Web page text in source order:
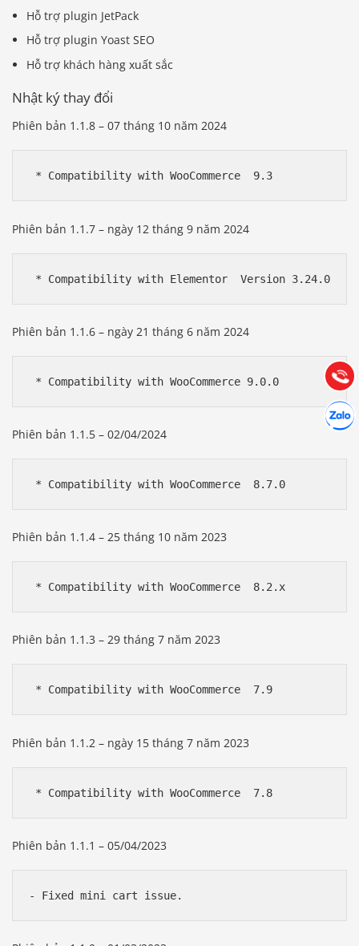
Hỗ trợ plugin JetPack
Hỗ trợ plugin Yoast SEO
Hỗ trợ khách hàng xuất sắc
Nhật ký thay đổi
Phiên bản 1.1.8 – 07 tháng 10 năm 2024
Phiên bản 1.1.7 – ngày 12 tháng 9 năm 2024
Phiên bản 1.1.6 – ngày 21 tháng 6 năm 2024
Phiên bản 1.1.5 – 02/04/2024
Phiên bản 1.1.4 – 25 tháng 10 năm 2023
Phiên bản 1.1.3 – 29 tháng 7 năm 2023
Phiên bản 1.1.2 – ngày 15 tháng 7 năm 2023
Phiên bản 1.1.1 – 05/04/2023
Gọi
Báo giá & Đặt hàng:
0903.976.769
Hướng dẫn & Hỗ trợ:
(028) 22.166.144
Chát
Hợp tác